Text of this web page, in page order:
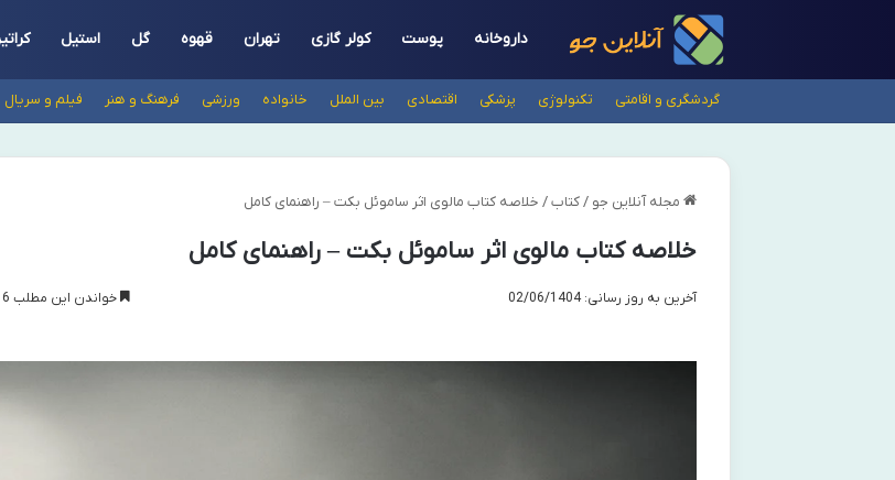
داروخانه پوست کولر گازی تهران قهوه گل استیل
گردشگری و اقامتی تکنولوژی پزشکی اقتصادی بین الملل خانواده ورزشی فرهنگ و هنر فیلم و سریال
مجله آنلاین جو / کتاب / خلاصه کتاب مالوی اثر ساموئل بکت – راهنمای کامل
خلاصه کتاب مالوی اثر ساموئل بکت – راهنمای کامل
آخرین به روز رسانی: 02/06/1404 خواندن این مطلب 16 دقیقه زمان میبرد